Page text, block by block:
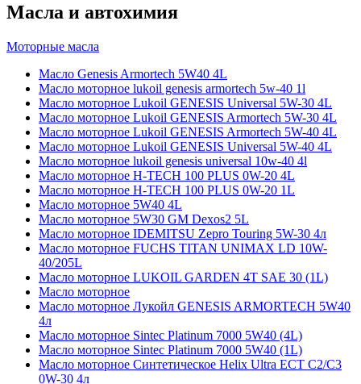
Масла и автохимия
Моторные масла
Масло Genesis Armortech 5W40 4L
Масло моторное lukoil genesis armortech 5w-40 1l
Масло моторное Lukoil GENESIS Universal 5W-30 4L
Масло моторное Lukoil GENESIS Armortech 5W-30 4L
Масло моторное Lukoil GENESIS Armortech 5W-40 4L
Масло моторное Lukoil GENESIS Universal 5W-40 4L
Масло моторное lukoil genesis universal 10w-40 4l
Масло моторное H-TECH 100 PLUS 0W-20 4L
Масло моторное H-TECH 100 PLUS 0W-20 1L
Масло моторное 5W40 4L
Масло моторное 5W30 GM Dexos2 5L
Масло моторное IDEMITSU Zepro Touring 5W-30 4л
Масло моторное FUCHS TITAN UNIMAX LD 10W-
40/205L
Масло моторное LUKOIL GARDEN 4Т SAE 30 (1L)
Масло моторное
Масло моторное Лукойл GENESIS ARMORTECH 5W40
4л
Масло моторное Sintec Platinum 7000 5W40 (4L)
Масло моторное Sintec Platinum 7000 5W40 (1L)
Масло моторное Синтетическое Helix Ultra ECT C2/C3
0W-30 4л